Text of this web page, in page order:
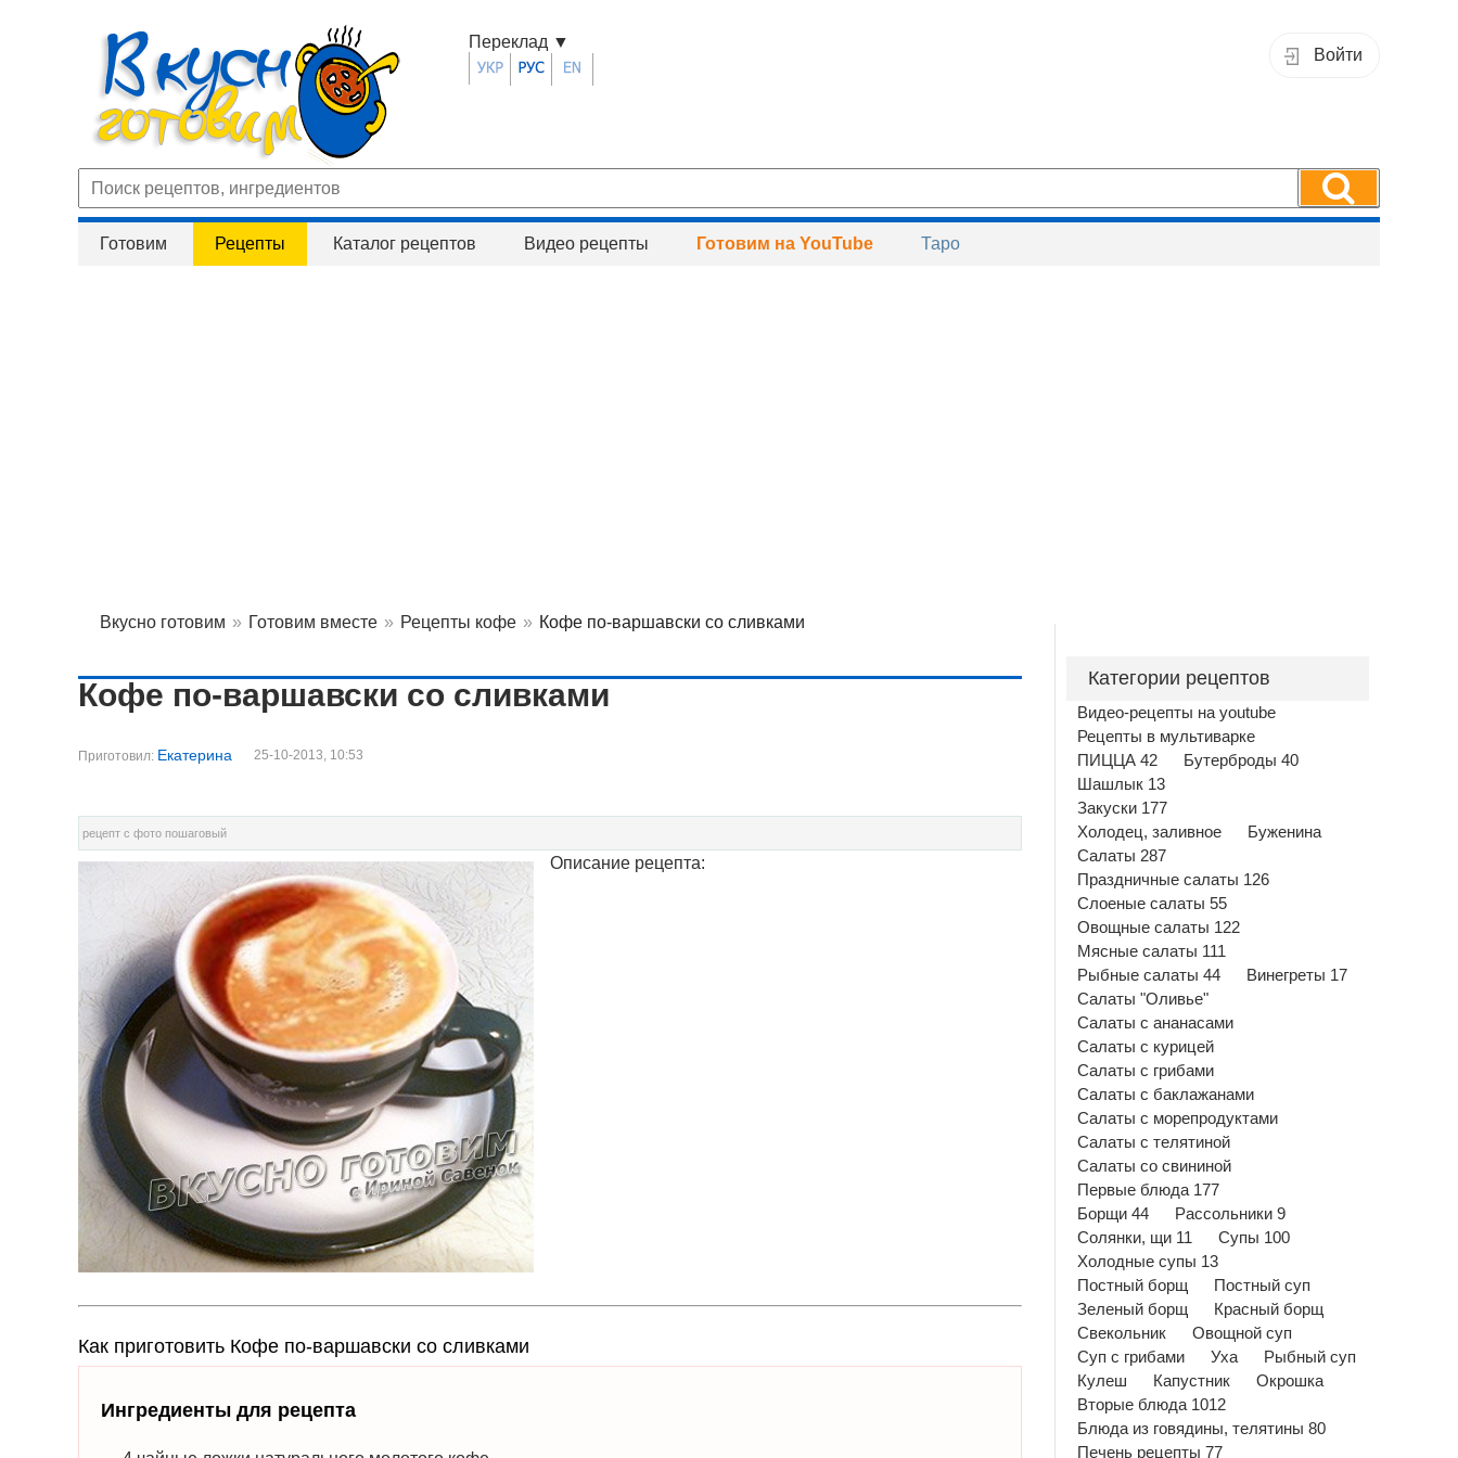
Войти
Переклад ▼
Готовим Рецепты Каталог рецептов Видео рецепты Готовим на YouTube Таро
Вкусно готовим » Готовим вместе » Рецепты кофе » Кофе по-варшавски со сливками
Кофе по-варшавски со сливками
Приготовил: Екатерина 25-10-2013, 10:53
рецепт с фото пошаговый
Описание рецепта:
Как приготовить Кофе по-варшавски со сливками
Ингредиенты для рецепта
Категории рецептов
Видео-рецепты на youtube
Рецепты в мультиварке
ПИЦЦА 42
Бутерброды 40
Шашлык 13
Закуски 177
Холодец, заливное
Буженина
Салаты 287
Праздничные салаты 126
Слоеные салаты 55
Овощные салаты 122
Мясные салаты 111
Рыбные салаты 44
Винегреты 17
Салаты "Оливье"
Салаты с ананасами
Салаты с курицей
Салаты с грибами
Салаты с баклажанами
Салаты с морепродуктами
Салаты с телятиной
Салаты со свининой
Первые блюда 177
Борщи 44
Рассольники 9
Солянки, щи 11
Супы 100
Холодные супы 13
Постный борщ
Постный суп
Зеленый борщ
Красный борщ
Свекольник
Овощной суп
Суп с грибами
Уха
Рыбный суп
Кулеш
Капустник
Окрошка
Вторые блюда 1012
Блюда из говядины, телятины 80
Печень рецепты 77